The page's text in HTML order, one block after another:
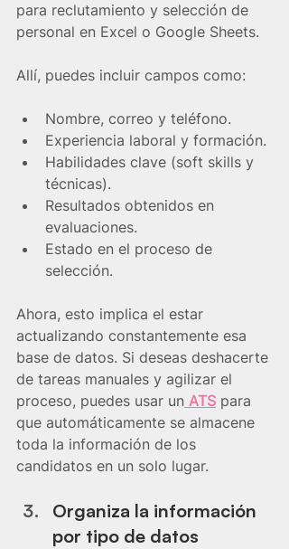
para reclutamiento y selección de
personal en Excel o Google Sheets.
Allí, puedes incluir campos como:
Nombre, correo y teléfono.
Experiencia laboral y formación.
Habilidades clave (soft skills y
técnicas).
Resultados obtenidos en
evaluaciones.
Estado en el proceso de
selección.
Ahora, esto implica el estar
actualizando constantemente esa
base de datos. Si deseas deshacerte
de tareas manuales y agilizar el
proceso, puedes usar un ATS para
que automáticamente se almacene
toda la información de los
candidatos en un solo lugar.
Organiza la información
por tipo de datos